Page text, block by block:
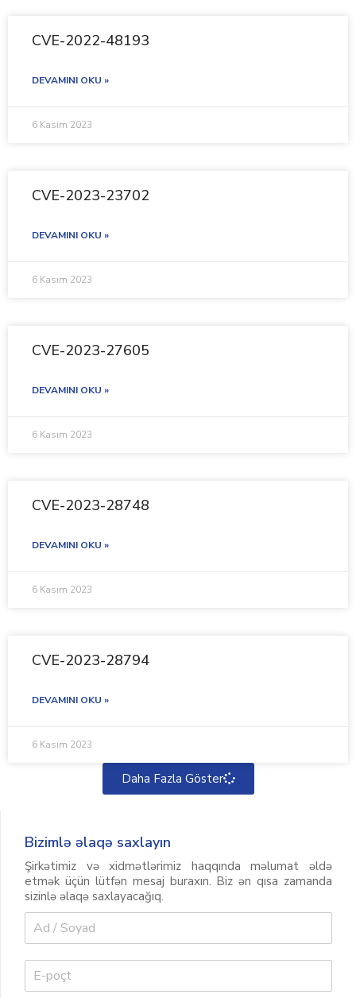
CVE-2022-48193
DEVAMINI OKU »
6 Kasım 2023
CVE-2023-23702
DEVAMINI OKU »
6 Kasım 2023
CVE-2023-27605
DEVAMINI OKU »
6 Kasım 2023
CVE-2023-28748
DEVAMINI OKU »
6 Kasım 2023
CVE-2023-28794
DEVAMINI OKU »
6 Kasım 2023
Daha Fazla Göster
Bizimlə əlaqə saxlayın
Şirkətimiz və xidmətlərimiz haqqında məlumat əldə
etmək üçün lütfən mesaj buraxın. Biz ən qısa zamanda
sizinlə əlaqə saxlayacağıq.